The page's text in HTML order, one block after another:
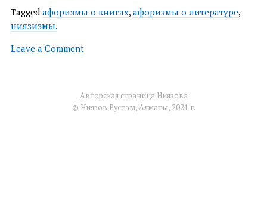
Tagged афоризмы о книгах, афоризмы о литературе,
ниязизмы.
Leave a Commenton
Авторская страница Ниязова
© Ниязов Рустам, Алматы, 2021 г.